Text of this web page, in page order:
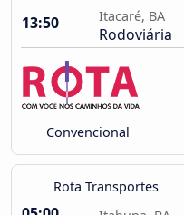
13:50
Itacaré, BA
Rodoviária
Convencional
Rota Transportes